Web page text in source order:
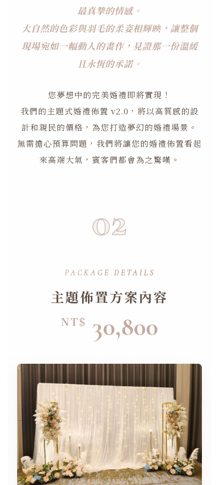
最真摯的情感。
大自然的色彩與羽毛的柔姿相輝映，讓整個
現場宛如一幅動人的畫作，見證那一份溫緩
且永恆的承諾。
您夢想中的完美婚禮即將實現！
我們的主題式婚禮佈置 v2.0，將以高質感的設
計和親民的價格，為您打造夢幻的婚禮場景。
無需擔心預算問題，我們將讓您的婚禮佈置看起
來高端大氣，賓客們都會為之驚嘆。
02
PACKAGE DETAILS
主題佈置方案內容
NT$ 30,800